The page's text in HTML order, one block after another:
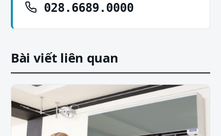
028.6689.0000
Bài viết liên quan